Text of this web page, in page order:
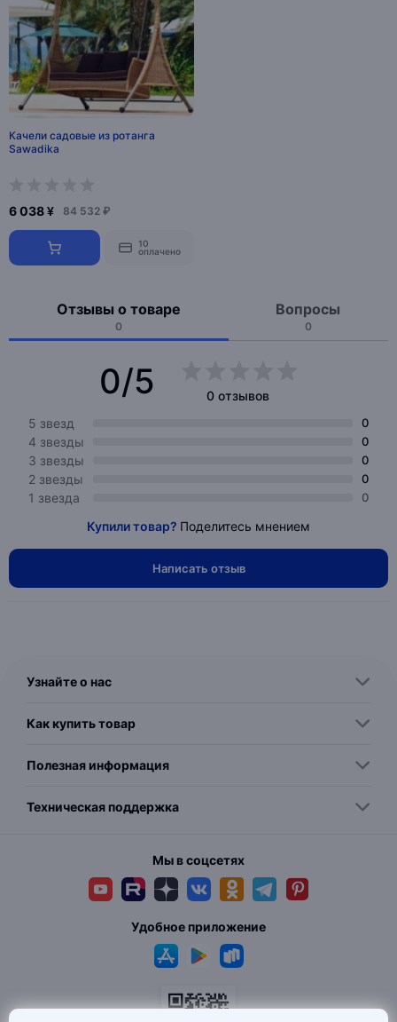
Качели садовые из ротанга
Sawadika
6 038 ¥ 84 532 ₽
10
оплачено
Отзывы о товаре
0
Вопросы
0
0/5
0 отзывов
5 звезд
0
4 звезды 0
3 звезды 0
2 звезды 0
1 звезда 0
Купили товар? Поделитесь мнением
Написать отзыв
Узнайте о нас
Как купить товар
Полезная информация
Техническая поддержка
Мы в соцсетях
Удобное приложение